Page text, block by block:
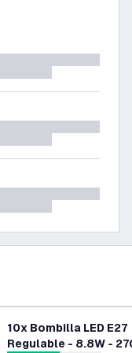
de deseos
10x Bombilla LED E27
Regulable - 8.8W -